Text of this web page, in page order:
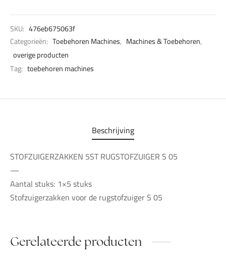
SKU: 476eb675063f
Categorieën: Toebehoren Machines, Machines & Toebehoren,
overige producten
Tag: toebehoren machines
Beschrijving
STOFZUIGERZAKKEN 5ST RUGSTOFZUIGER S 05
—
Aantal stuks: 1×5 stuks
Stofzuigerzakken voor de rugstofzuiger S 05
Gerelateerde producten